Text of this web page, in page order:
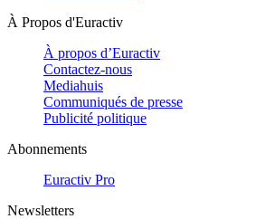
À Propos d'Euractiv
À propos d’Euractiv
Contactez-nous
Mediahuis
Communiqués de presse
Publicité politique
Abonnements
Euractiv Pro
Newsletters